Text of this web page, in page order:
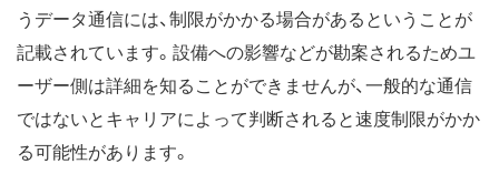
うデータ通信には、制限がかかる場合があるということが
記載されています。設備への影響などが勘案されるためユ
ーザー側は詳細を知ることができませんが、一般的な通信
ではないとキャリアによって判断されると速度制限がかか
る可能性があります。